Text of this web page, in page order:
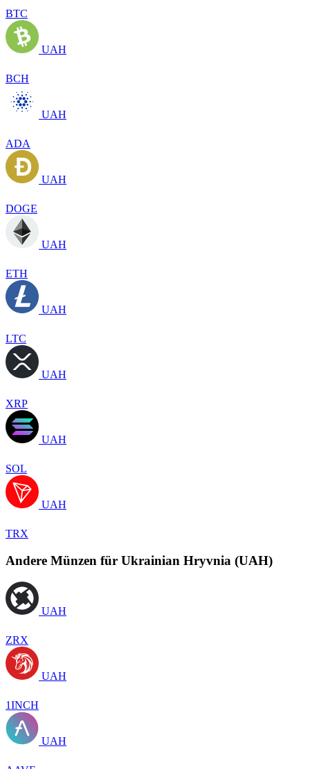
BTC
UAH
BCH
UAH
ADA
UAH
DOGE
UAH
ETH
UAH
LTC
UAH
XRP
UAH
SOL
UAH
TRX
Andere Münzen für Ukrainian Hryvnia (UAH)
UAH
ZRX
UAH
1INCH
UAH